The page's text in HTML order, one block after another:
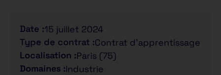
Date :15 juillet 2024
Type de contrat :Contrat d'apprentissage
Localisation :Paris (75)
Domaines :Industrie